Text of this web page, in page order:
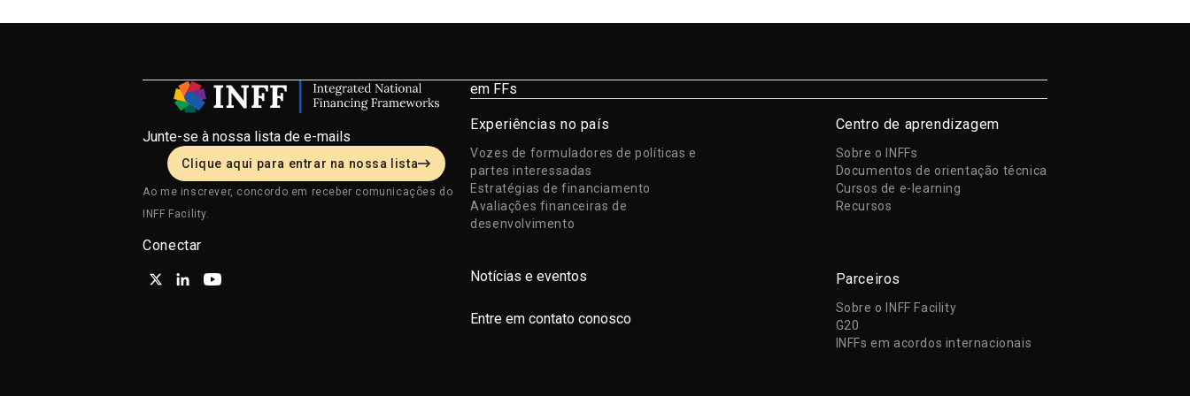
2030 and sustainable socio-economic
Junte-se à nossa lista de e-mails
Clique aqui para entrar na nossa lista
Ao me inscrever, concordo em receber comunicações do
INFF Facility.
Conectar
em FFs
Experiências no país
Vozes de formuladores de políticas e
partes interessadas
Estratégias de financiamento
Avaliações financeiras de
desenvolvimento
Centro de aprendizagem
Sobre o INFFs
Documentos de orientação técnica
Cursos de e-learning
Recursos
Notícias e eventos Parceiros
Sobre o INFF Facility
G20
INFFs em acordos internacionais
Entre em contato conosco